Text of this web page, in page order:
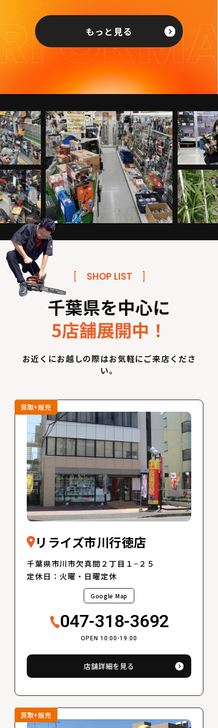
もっと見る
SHOP LIST
千葉県を中心に
5店舗展開中！
お近くにお越しの際はお気軽にご来店くださ
い。
買取+販売
リライズ市川行徳店
千葉県市川市欠真間２丁目１−２５
定休日：火曜・日曜定休
Google Map
047-318-3692
OPEN 10:00-19:00
店舗詳細を見る
買取+販売